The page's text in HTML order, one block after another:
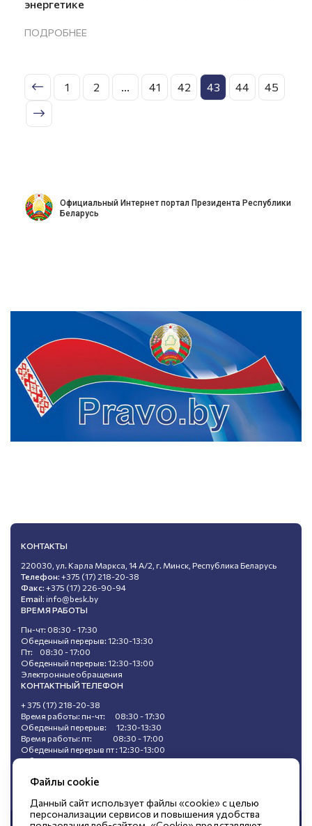
энергетике
ПОДРОБНЕЕ
1 2 41 42 43 44 45
Официальный Интернет портал Президента Республики
Беларусь
КОНТАКТЫ
220030, ул. Карла Маркса, 14 А/2, г. Минск, Республика Беларусь
Телефон: +375 (17) 218-20-38
Факс: +375 (17) 226-90-94
Email: info@besk.by
ВРЕМЯ РАБОТЫ
Пн-чт: 08:30 - 17:30
Обеденный перерыв: 12:30-13:30
Пт: 08:30 - 17:00
Обеденный перерыв: 12:30-13:00
Электронные обращения
КОНТАКТНЫЙ ТЕЛЕФОН
+ 375 (17) 218-20-38
Время работы: пн-чт: 08:30 - 17:30
Обеденный перерыв: 12:30-13:30
Время работы: пт: 08:30 - 17:00
Обеденный перерыв пт : 12:30-13:00
Обращения, поступившие в ходе
Файлы cookie
Данный сайт использует файлы «cookie» с целью
персонализации сервисов и повышения удобства